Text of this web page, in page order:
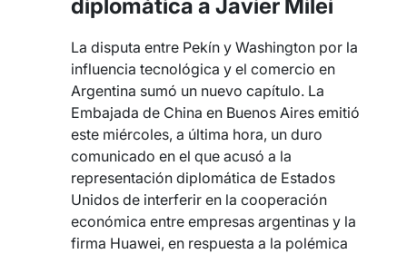
diplomática a Javier Milei
La disputa entre Pekín y Washington por la
influencia tecnológica y el comercio en
Argentina sumó un nuevo capítulo. La
Embajada de China en Buenos Aires emitió
este miércoles, a última hora, un duro
comunicado en el que acusó a la
representación diplomática de Estados
Unidos de interferir en la cooperación
económica entre empresas argentinas y la
firma Huawei, en respuesta a la polémica